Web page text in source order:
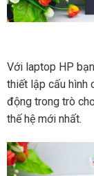
Với laptop HP
thiết lập cấu hình
động trong trò
thế hệ mới nhất.